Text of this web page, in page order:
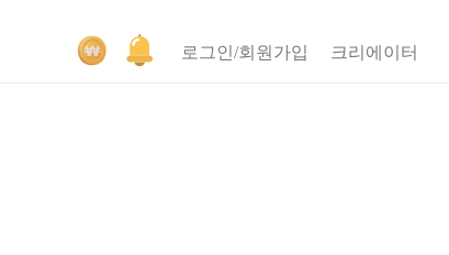
로그인/회원가입 크리에이터